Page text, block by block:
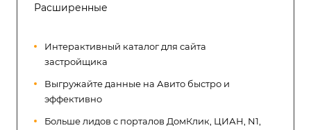
Расширенные
Интерактивный каталог для сайта
застройщика
Выгружайте данные на Авито быстро и
эффективно
Больше лидов с порталов ДомКлик, ЦИАН, N1,